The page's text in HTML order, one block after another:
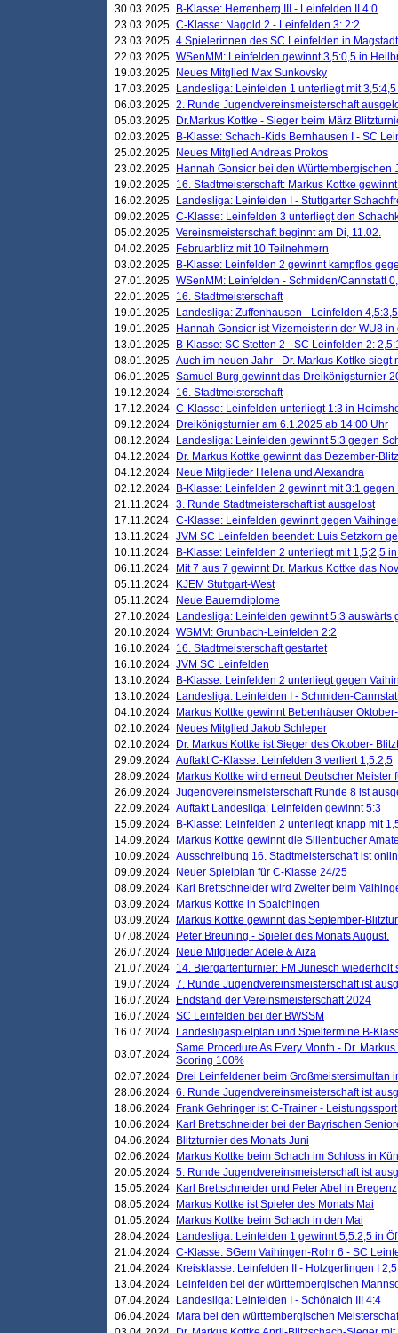
30.03.2025
B-Klasse: Herrenberg III - Leinfelden II 4:0
23.03.2025 C-Klasse: Nagold 2 - Leinfelden 3: 2:2
23.03.2025 4 Spielerinnen des SC Leinfelden in Magstadt
22.03.2025 WSenMM: Leinfelden gewinnt 3,5:0,5 in
19.03.2025
Neues Mitglied Max Sunkovsky
17.03.2025
Landesliga: Leinfelden 1 unterliegt mit
06.03.2025 2. Runde Jugendvereinsmeisterschaft
05.03.2025
Dr.Markus Kottke - Sieger beim März
02.03.2025
B-Klasse: Schach-Kids Bernhausen I - SC
25.02.2025
Neues Mitglied Andreas Prokos
23.02.2025
Hannah Gonsior bei den Württembergischen
19.02.2025 16. Stadtmeisterschaft: Markus Kottke
16.02.2025
Landesliga: Leinfelden I - Stuttgarter
09.02.2025 C-Klasse: Leinfelden 3 unterliegt den
05.02.2025 Vereinsmeisterschaft beginnt am Di, 11.02.
04.02.2025
Februarblitz mit 10 Teilnehmern
03.02.2025
B-Klasse: Leinfelden 2 gewinnt kampflos
27.01.2025 WSenMM: Leinfelden - Schmiden/Cannstatt
22.01.2025 16. Stadtmeisterschaft
19.01.2025
Landesliga: Zuffenhausen - Leinfelden 4,5:3,5
19.01.2025
Hannah Gonsior ist Vizemeisterin der WU8 in
13.01.2025
B-Klasse: SC Stetten 2 - SC Leinfelden 2:
08.01.2025 Auch im neuen Jahr - Dr. Markus Kottke
06.01.2025 Samuel Burg gewinnt das Dreikönigsturnier
19.12.2024 16. Stadtmeisterschaft
17.12.2024 C-Klasse: Leinfelden unterliegt 1:3 in
09.12.2024
Dreikönigsturnier am 6.1.2025 ab 14:00 Uhr
08.12.2024
Landesliga: Leinfelden gewinnt 5:3 gegen
04.12.2024
Dr. Markus Kottke gewinnt das Dezember-
04.12.2024
Neue Mitglieder Helena und Alexandra
02.12.2024
B-Klasse: Leinfelden 2 gewinnt mit 3:1
21.11.2024 3. Runde Stadtmeisterschaft ist ausgelost
17.11.2024 C-Klasse: Leinfelden gewinnt gegen
13.11.2024 JVM SC Leinfelden beendet: Luis Setzkorn
10.11.2024
B-Klasse: Leinfelden 2 unterliegt mit 1,5;2,5
06.11.2024
Mit 7 aus 7 gewinnt Dr. Markus Kottke das
05.11.2024
KJEM Stuttgart-West
05.11.2024
Neue Bauerndiplome
27.10.2024
Landesliga: Leinfelden gewinnt 5:3 auswärts
20.10.2024 WSMM: Grunbach-Leinfelden 2:2
16.10.2024 16. Stadtmeisterschaft gestartet
16.10.2024 JVM SC Leinfelden
13.10.2024
B-Klasse: Leinfelden 2 unterliegt gegen
13.10.2024
Landesliga: Leinfelden I - Schmiden-
04.10.2024
Markus Kottke gewinnt Bebenhäuser
02.10.2024
Neues Mitglied Jakob Schleper
02.10.2024
Dr. Markus Kottke ist Sieger des Oktober-
29.09.2024 Auftakt C-Klasse: Leinfelden 3 verliert 1,5:2,5
28.09.2024
Markus Kottke wird erneut Deutscher Meister
26.09.2024 Jugendvereinsmeisterschaft Runde 8 ist
22.09.2024 Auftakt Landesliga: Leinfelden gewinnt 5:3
15.09.2024
B-Klasse: Leinfelden 2 unterliegt knapp mit
14.09.2024
Markus Kottke gewinnt die Sillenbucher
10.09.2024 Ausschreibung 16. Stadtmeisterschaft ist
09.09.2024
Neuer Spielplan für C-Klasse 24/25
08.09.2024
Karl Brettschneider wird Zweiter beim
03.09.2024
Markus Kottke in Spaichingen
03.09.2024
Markus Kottke gewinnt das September-
07.08.2024
Peter Breuning - Spieler des Monats August.
26.07.2024
Neue Mitglieder Adele & Aiza
21.07.2024 14. Biergartenturnier: FM Junesch wiederholt
19.07.2024 7. Runde Jugendvereinsmeisterschaft ist
16.07.2024
Endstand der Vereinsmeisterschaft 2024
16.07.2024 SC Leinfelden bei der BWSSM
16.07.2024
Landesligaspielplan und Spieltermine B-
03.07.2024 Same Procedure As Every Month - Dr.
Scoring 100%
02.07.2024
Drei Leinfeldener beim Großmeistersimultan
28.06.2024 6. Runde Jugendvereinsmeisterschaft ist
18.06.2024
Frank Gehringer ist C-Trainer - Leistungssport
10.06.2024
Karl Brettschneider bei der Bayrischen
04.06.2024
Blitzturnier des Monats Juni
02.06.2024
Markus Kottke beim Schach im Schloss in
20.05.2024 5. Runde Jugendvereinsmeisterschaft ist
15.05.2024
Karl Brettschneider und Peter Abel in Bregenz
08.05.2024
Markus Kottke ist Spieler des Monats Mai
01.05.2024
Markus Kottke beim Schach in den Mai
28.04.2024
Landesliga: Leinfelden 1 gewinnt 5,5:2,5 in
21.04.2024 C-Klasse: SGem Vaihingen-Rohr 6 - SC
21.04.2024
Kreisklasse: Leinfelden II - Holzgerlingen I
13.04.2024
Leinfelden bei der württembergischen
07.04.2024
Landesliga: Leinfelden I - Schönaich III 4:4
06.04.2024
Mara bei den württembergischen